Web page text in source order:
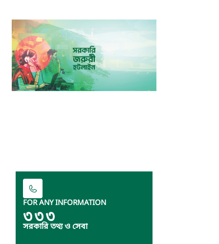
FOR ANY INFORMATION
৩৩৩
সরকারি তথ্য ও সেবা